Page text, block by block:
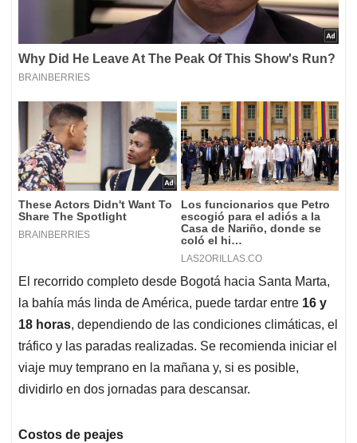
El recorrido completo desde Bogotá hacia Santa Marta,
la bahía más linda de América, puede tardar entre 16 y
18 horas, dependiendo de las condiciones climáticas, el
tráfico y las paradas realizadas. Se recomienda iniciar el
viaje muy temprano en la mañana y, si es posible,
dividirlo en dos jornadas para descansar.
Costos de peajes